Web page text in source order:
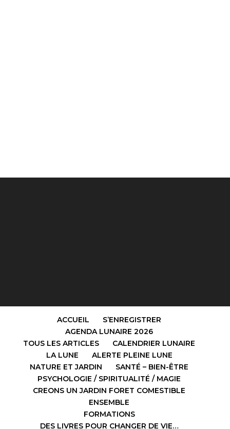
ACCUEIL
S’ENREGISTRER
AGENDA LUNAIRE 2026
TOUS LES ARTICLES
CALENDRIER LUNAIRE
LA LUNE
ALERTE PLEINE LUNE
NATURE ET JARDIN
SANTÉ – BIEN-ÊTRE
PSYCHOLOGIE / SPIRITUALITÉ / MAGIE
CREONS UN JARDIN FORET COMESTIBLE
ENSEMBLE
FORMATIONS
DES LIVRES POUR CHANGER DE VIE…